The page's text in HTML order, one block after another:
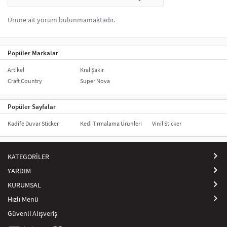
_x005F_x000D_
Ürüne ait yorum bulunmamaktadır.
Popüler Markalar
Artikel
Craft Country
Kral Şakir
Super Nova
Popüler Sayfalar
Kadife Duvar Sticker Kedi Tırmalama Ürünleri Vinil Sticker
KATEGORİLER
YARDIM
KURUMSAL
Hızlı Menü
Güvenli Alışveriş